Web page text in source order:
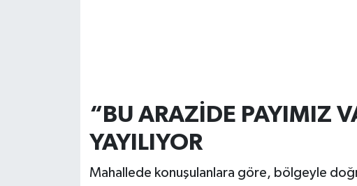
“BU ARAZİDE PAYIMIZ
YAYILIYOR
Mahallede konuşulanlara göre, bölgeyle